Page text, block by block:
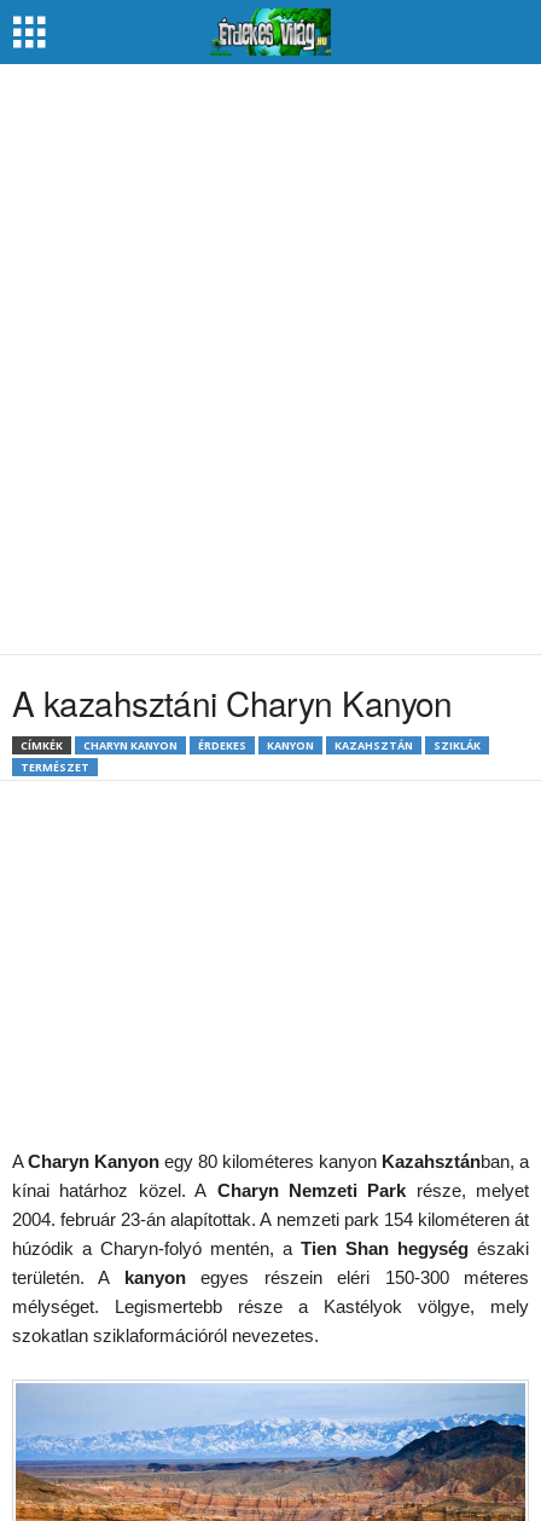
A kazahsztáni Charyn Kanyon
CÍMKÉK CHARYN KANYON ÉRDEKES KANYON KAZAHSZTÁN
SZIKLÁK
TERMÉSZET
ACharyn Kanyon egy 80 kilométeres kanyon Kazahsztánban, a
kínai határhoz közel. A Charyn Nemzeti Park része, melyet
2004. február 23-án alapítottak. A nemzeti park 154 kilométeren át
húzódik a Charyn-folyó mentén, a Tien Shan hegység északi
területén. A kanyonegyes részein eléri 150-300 méteres
mélységet. Legismertebb része a Kastélyok völgye, mely
szokatlan sziklaformációról nevezetes.